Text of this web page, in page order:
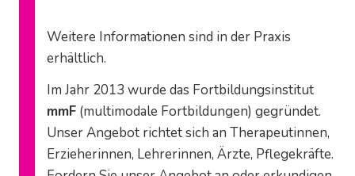
Weitere Informationen sind in der Praxis
erhältlich.
Im Jahr 2013 wurde das Fortbildungsinstitut
mmF (multimodale Fortbildungen) gegründet.
Unser Angebot richtet sich an Therapeutinnen,
Erzieherinnen, Lehrerinnen, Ärzte, Pflegekräfte.